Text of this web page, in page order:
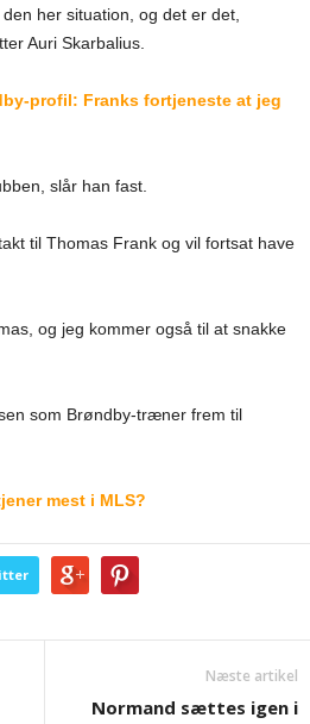
her situation, og det er det,
Auri Skarbalius.
profil: Franks fortjeneste at jeg
slår han fast.
til Thomas Frank og vil fortsat have
og jeg kommer også til at snakke
som Brøndby-træner frem til
mest i MLS?
Næste artikel
Normand sættes igen i